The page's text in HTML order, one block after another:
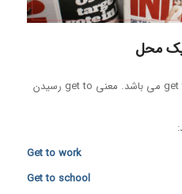
یکی دیگر از کاربردهای get، فعل get to می باشد. معنی get to رسیدن
Get to work
Get to school